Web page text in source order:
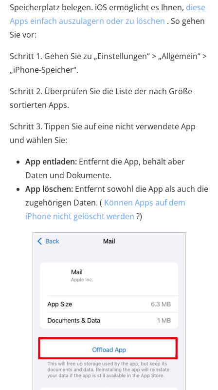
Speicherplatz belegen. iOS ermöglicht es Ihnen, diese
Apps einfach auszulagern oder zu löschen . So gehen
Sie vor:
Schritt 1. Gehen Sie zu „Einstellungen“ > „Allgemein“ >
„iPhone-Speicher“.
Schritt 2. Überprüfen Sie die Liste der nach Größe
sortierten Apps.
Schritt 3. Tippen Sie auf eine nicht verwendete App
und wählen Sie:
App entladen: Entfernt die App, behält aber
Daten und Dokumente.
App löschen: Entfernt sowohl die App als auch die
zugehörigen Daten. ( Können Apps auf dem
iPhone nicht gelöscht werden ?)